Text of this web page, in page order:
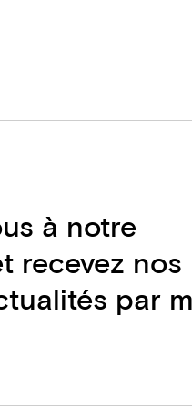
à notre
recevez nos
par